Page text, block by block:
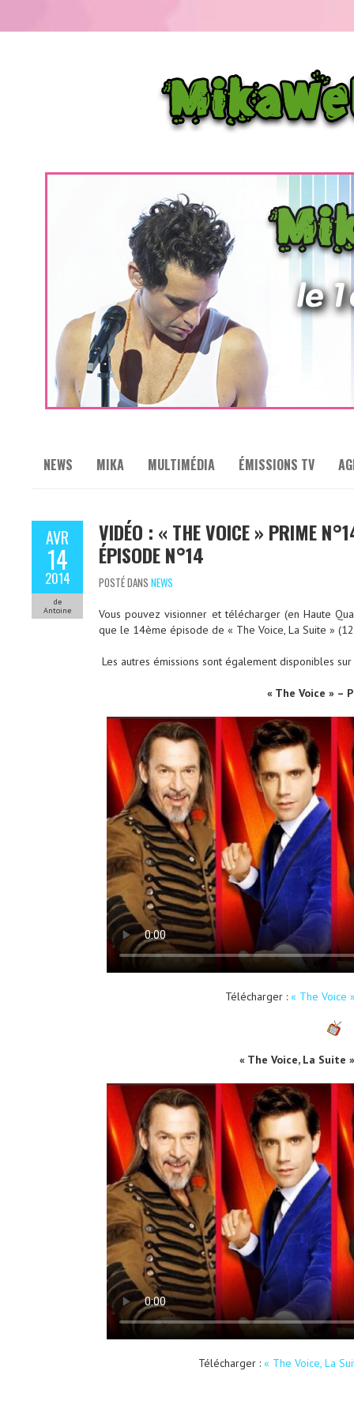
NEWS MIKA MULTIMÉDIA ÉMISSIONS TV
AVR
14
2014
de
Antoine
VIDÉO : « THE VOICE » PRIME
ÉPISODE N°14
POSTÉ DANS NEWS
Vous pouvez visionner et télécharger (en Haute
que le 14ème épisode de « The Voice, La Suite »
Les autres émissions sont également disponibles
« The Voice » –
Télécharger : « The Voice
« The Voice, La Suite
Télécharger : « The Voice, La